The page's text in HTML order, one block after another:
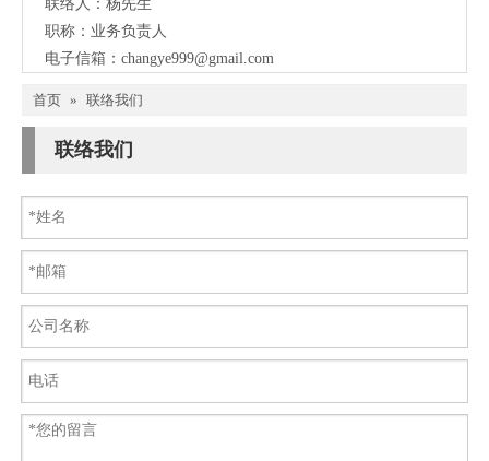
联络人：杨先生
职称：业务负责人
电子信箱： changye999@gmail.com
首页 » 联络我们
联络我们